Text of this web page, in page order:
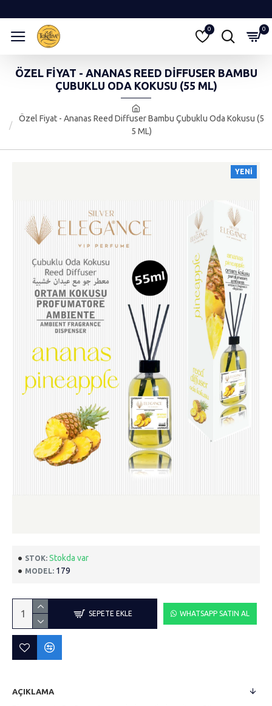
0 0
Özel Fiyat - Ananas Reed Diffuser Bambu Çubuklu Oda Kokusu (5
5 ML)
ÖZEL FIYAT - ANANAS REED DIFFUSER BAMBU
ÇUBUKLU ODA KOKUSU (55 ML)
YENI
STOK: Stokda var
MODEL: 179
SEPETE EKLE WHATSAPP SATIN AL
AÇIKLAMA